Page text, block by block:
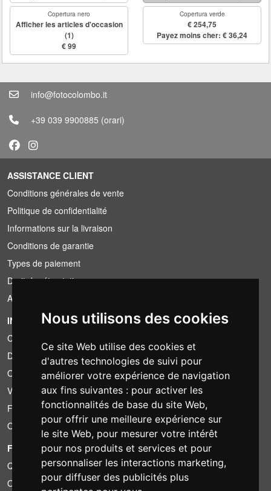
Nous utilisons des cookies
Ce site Web utilise des cookies et
d'autres technologies de suivi pour
améliorer votre expérience de navigation
aux fins suivantes : pour activer les
fonctionnalités de base du site Web,
pour offrir une meilleure expérience sur
le site Web, pour mesurer votre intérêt
pour nos produits et services et pour
personnaliser les interactions marketing,
pour diffuser des publicités plus
Copertura nero
Afficher les articles d'occasion
(1)
€ 99
Copertura verde
€ 254,75
Payez moins cher: € 36,24
info@fotocolombo.it
+39 039 9900885 (orari)
ASSISTANCE CLIENT
Conditions générales de vente
Politique de confidentialité
Informations sur la livraison
Conditions de garantie
Types de paiement
Droit de rétractation
Application de la TVA
INFORMATION
Conditions de location
Devis
Offre groupée
Vous avez trouvé moins cher?
Financement
Occasion
FOTOCOLOMBO.IT
Qui sommes-nous
Où nous trouver